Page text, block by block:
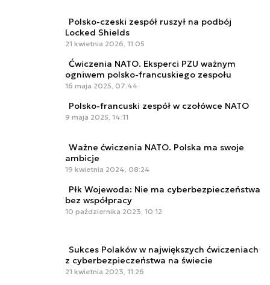
Polsko-czeski zespół ruszył na podbój
Locked Shields
21 kwietnia 2026, 11:05
Ćwiczenia NATO. Eksperci PZU ważnym
ogniwem polsko-francuskiego zespołu
16 maja 2025, 07:44
Polsko-francuski zespół w czołówce NATO
9 maja 2025, 14:11
Ważne ćwiczenia NATO. Polska ma swoje
ambicje
19 kwietnia 2024, 08:24
Płk Wojewoda: Nie ma cyberbezpieczeństwa
bez współpracy
10 października 2023, 10:12
Sukces Polaków w największych ćwiczeniach
z cyberbezpieczeństwa na świecie
21 kwietnia 2023, 11:26